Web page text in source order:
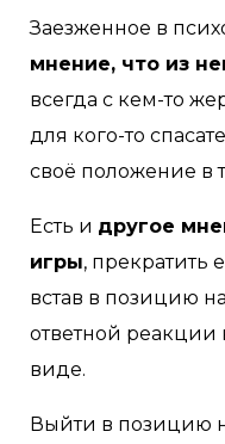
Заезженное в
мнение, что из
всегда с кем-то
для кого-то
своё положение в
Есть и другое
игры, прекратить
встав в позицию
ответной
виде.
Выйти в позицию